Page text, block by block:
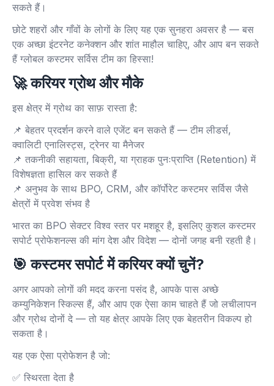
सकते हैं।
छोटे शहरों और गाँवों के लोगों के लिए यह एक सुनहरा अवसर है — बस
एक अच्छा इंटरनेट कनेक्शन और शांत माहौल चाहिए, और आप बन सकते
हैं ग्लोबल कस्टमर सर्विस टीम का हिस्सा!
🚀करियर ग्रोथ और मौके
इस क्षेत्र में ग्रोथ का साफ़ रास्ता है:
📌 बेहतर प्रदर्शन करने वाले एजेंट बन सकते हैं — टीम लीडर्स,
क्वालिटी एनालिस्ट्स, ट्रेनर या मैनेजर
📌 तकनीकी सहायता, बिक्री, या ग्राहक पुनःप्राप्ति (Retention) में
विशेषज्ञता हासिल कर सकते हैं
📌 अनुभव के साथ BPO, CRM, और कॉर्पोरेट कस्टमर सर्विस जैसे
क्षेत्रों में प्रवेश संभव है
भारत का BPO सेक्टर विश्व स्तर पर मशहूर है, इसलिए कुशल कस्टमर
सपोर्ट प्रोफेशनल्स की मांग देश और विदेश — दोनों जगह बनी रहती है।
🎯कस्टमर सपोर्ट में करियर क्यों चुनें?
अगर आपको लोगों की मदद करना पसंद है, आपके पास अच्छे
कम्युनिकेशन स्किल्स हैं, और आप एक ऐसा काम चाहते हैं जो लचीलापन
और ग्रोथ दोनों दे — तो यह क्षेत्र आपके लिए एक बेहतरीन विकल्प हो
सकता है।
यह एक ऐसा प्रोफेशन है जो:
✅ स्थिरता देता है